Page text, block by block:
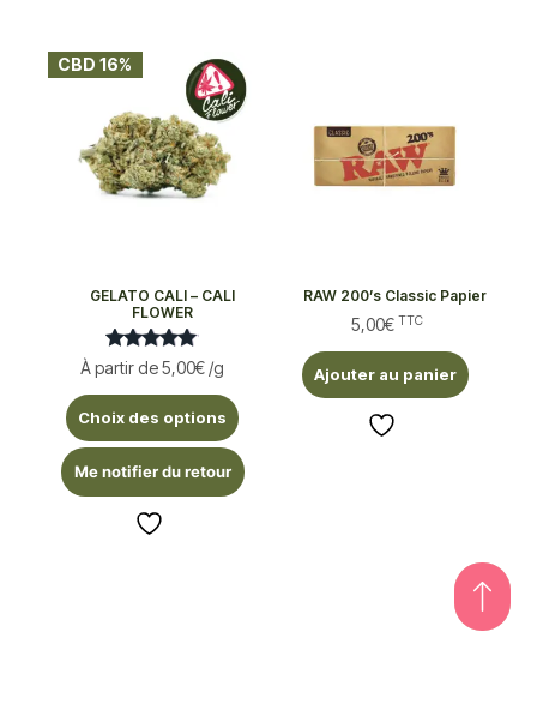
CBD 16%
GELATO CALI – CALI
FLOWER
Note
5.00
sur 5
À partir de5,00€ /g
Choix des options
Me notifier du retour
RAW 200’s Classic Papier
5,00€ TTC
Ajouter au panier